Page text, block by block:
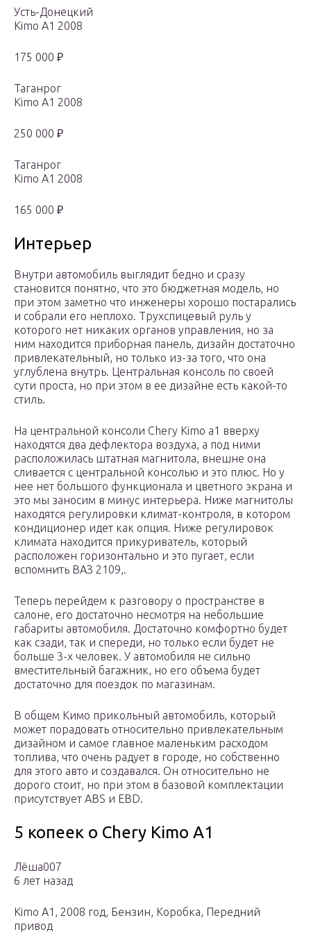
Усть-Донецкий
Kimo A1 2008
175 000 ₽
Таганрог
Kimo A1 2008
250 000 ₽
Таганрог
Kimo A1 2008
165 000 ₽
Интерьер
Внутри автомобиль выглядит бедно и сразу
становится понятно, что это бюджетная модель, но
при этом заметно что инженеры хорошо постарались
и собрали его неплохо. Трухспицевый руль у
которого нет никаких органов управления, но за
ним находится приборная панель, дизайн достаточно
привлекательный, но только из-за того, что она
углублена внутрь. Центральная консоль по своей
сути проста, но при этом в ее дизайне есть какой-то
стиль.
На центральной консоли Chery Kimo a1 вверху
находятся два дефлектора воздуха, а под ними
расположилась штатная магнитола, внешне она
сливается с центральной консолью и это плюс. Но у
нее нет большого функционала и цветного экрана и
это мы заносим в минус интерьера. Ниже магнитолы
находятся регулировки климат-контроля, в котором
кондиционер идет как опция. Ниже регулировок
климата находится прикуриватель, который
расположен горизонтально и это пугает, если
вспомнить ВАЗ 2109,.
Теперь перейдем к разговору о пространстве в
салоне, его достаточно несмотря на небольшие
габариты автомобиля. Достаточно комфортно будет
как сзади, так и спереди, но только если будет не
больше 3-х человек. У автомобиля не сильно
вместительный багажник, но его объема будет
достаточно для поездок по магазинам.
В общем Кимо прикольный автомобиль, который
может порадовать относительно привлекательным
дизайном и самое главное маленьким расходом
топлива, что очень радует в городе, но собственно
для этого авто и создавался. Он относительно не
дорого стоит, но при этом в базовой комплектации
присутствует ABS и EBD.
5 копеек о Chery Kimo A1
Лёша007
6 лет назад
Kimo A1, 2008 год, Бензин, Коробка, Передний
привод